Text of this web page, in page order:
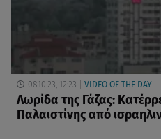
08.10.23, 12:23 VIDEO OF THE DAY
Λωρίδα της Γάζας:
Παλαιστίνης από